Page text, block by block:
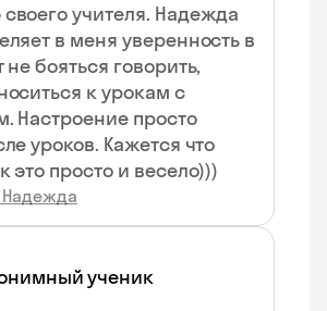
учителя. Надежда
в меня уверенность в
не бояться говорить,
к урокам с
Настроение просто
уроков. Кажется что
это просто и весело)))
Надежда
ученик